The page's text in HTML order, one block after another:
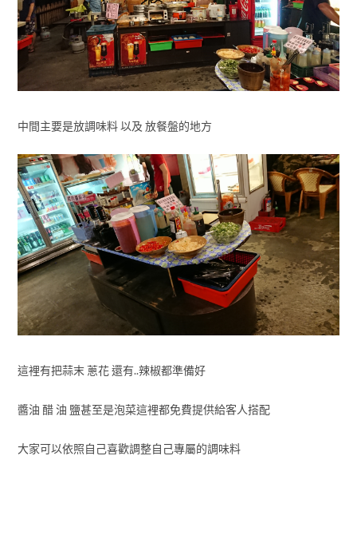
中間主要是放調味料 以及 放餐盤的地方
這裡有把蒜末 蔥花 還有..辣椒都準備好
醬油 醋 油 鹽甚至是泡菜這裡都免費提供給客人搭配
大家可以依照自己喜歡調整自己專屬的調味料